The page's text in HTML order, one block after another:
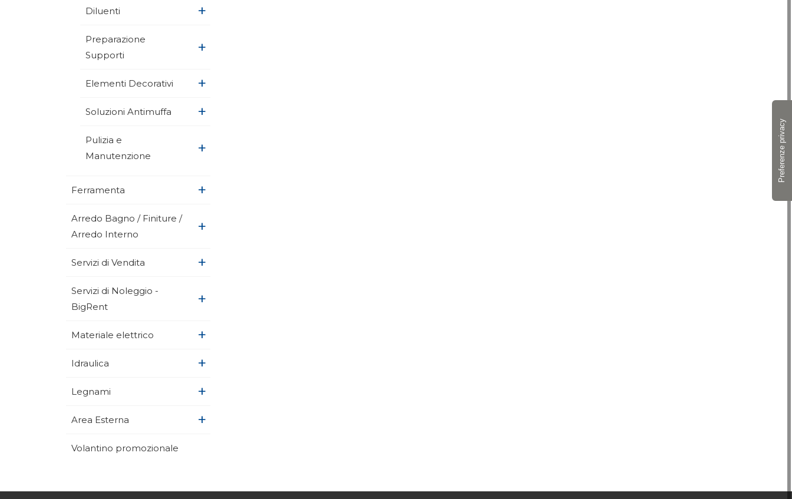
Diluenti +
Preparazione
Supporti
+
Elementi Decorativi +
Soluzioni Antimuffa +
Pulizia e
Manutenzione
+
Ferramenta +
Arredo Bagno / Finiture /
Arredo Interno
+
Servizi di Vendita +
Servizi di Noleggio -
BigRent
+
Materiale elettrico +
Idraulica +
Legnami +
Area Esterna +
Volantino promozionale